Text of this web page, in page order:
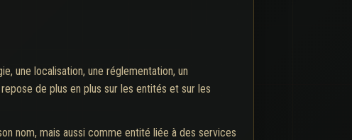
une localisation, une réglementation, un
de plus en plus sur les entités et sur les
nom, mais aussi comme entité liée à des services